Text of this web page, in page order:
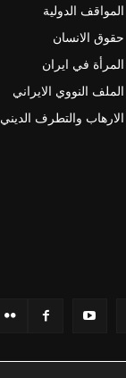
المواقف الدولية
حقوق الانسان
المرأة في ايران
الملف النووي الايراني
الارهاب والتطرف الديني